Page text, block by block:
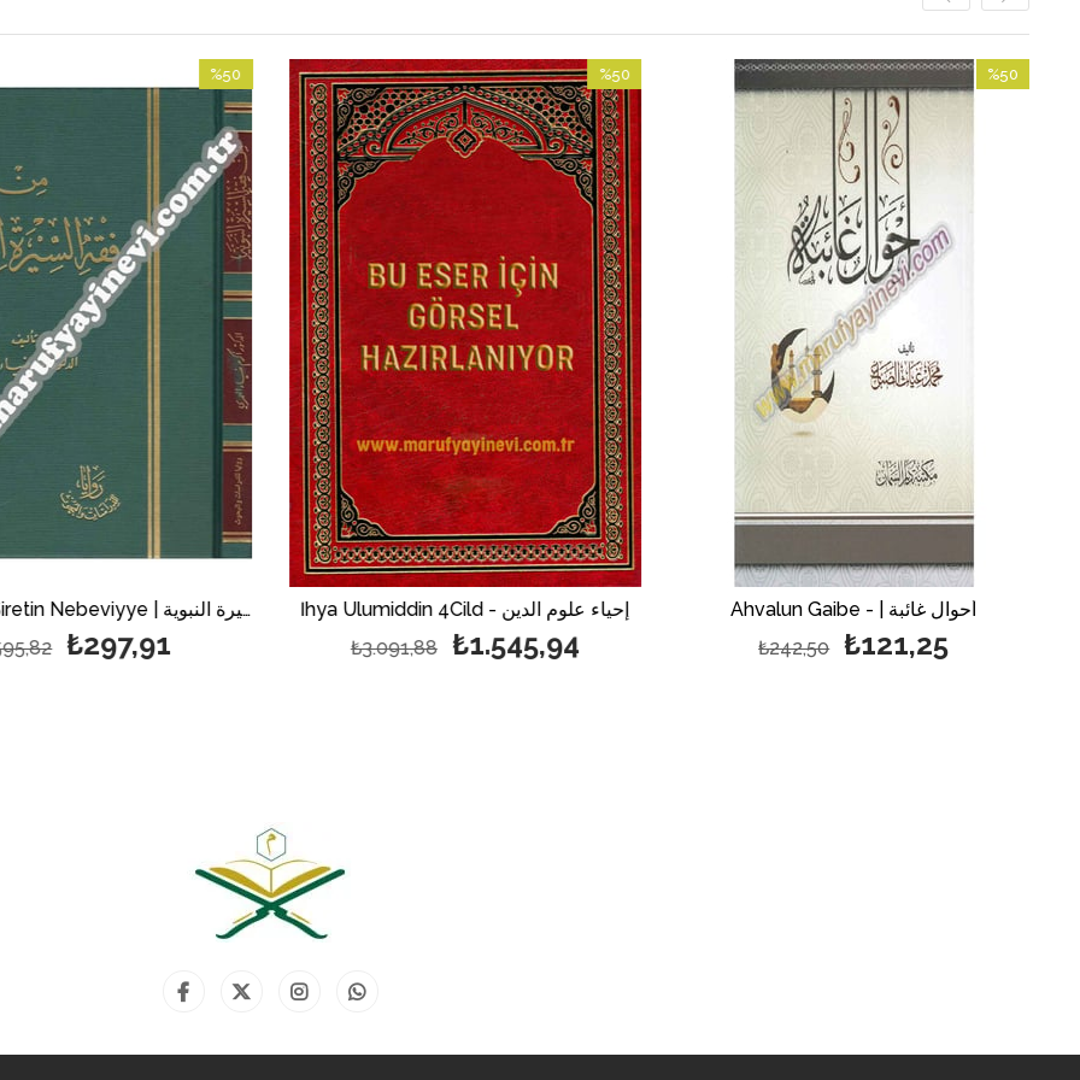
Min Fıkhis Siretin Nebeviyye | فقه السيرة النبوية
₺297,91
%50
İndirim
%50İndirim
İhya Ulumiddin 4Cild - إحياء علوم الدين
₺1.545,94
₺3.091,88
%50
İndirim
%50İndirim
Ahvalun Gaibe - | أحوال غائبة
₺121,25
₺242,50
%50